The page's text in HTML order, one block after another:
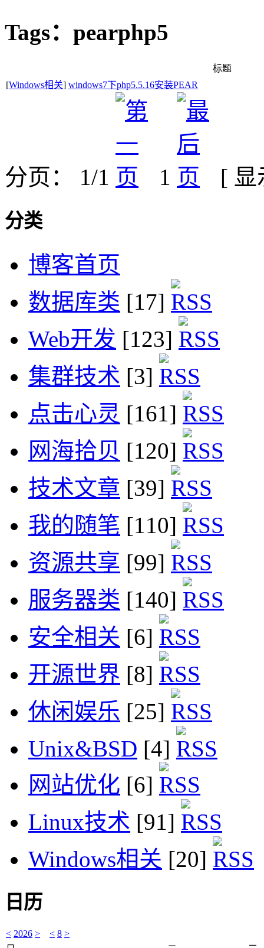
Tags：pearphp5
标题
[Windows相关] windows7下php5.5.16安装PEAR
分页： 1/1 1 [
分类
博客首页
数据库类 [17]
Web开发 [123]
集群技术 [3]
点击心灵 [161]
网海拾贝 [120]
技术文章 [39]
我的随笔 [110]
资源共享 [99]
服务器类 [140]
安全相关 [6]
开源世界 [8]
休闲娱乐 [25]
Unix&BSD [4]
网站优化 [6]
Linux技术 [91]
Windows相关 [20]
日历
< 2026 > < 8 >